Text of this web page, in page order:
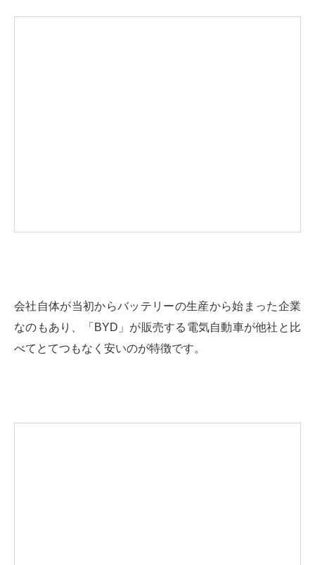
会社自体が当初からバッテリーの生産から始まった企業
なのもあり、「BYD」が販売する電気自動車が他社と比
べてとてつもなく安いのが特徴です。